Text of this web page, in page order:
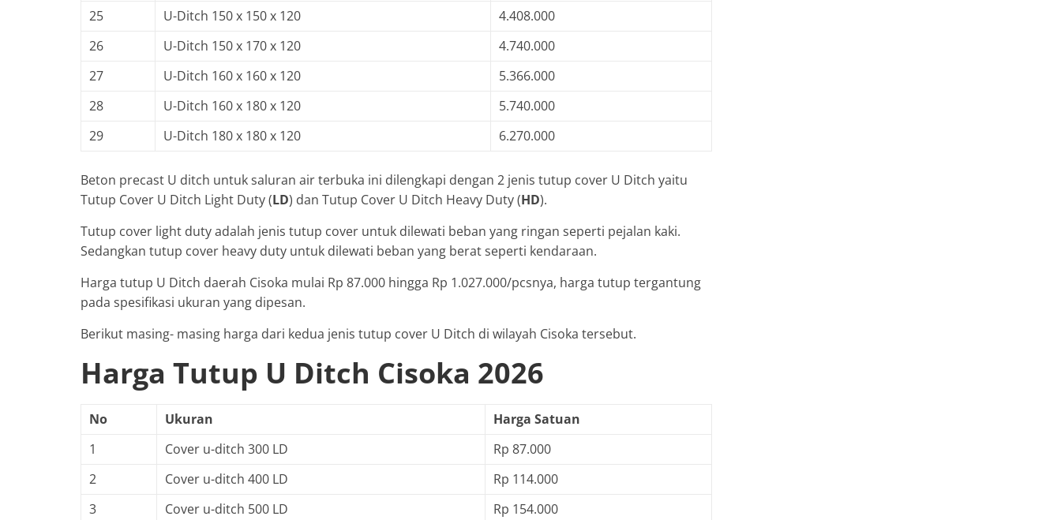
25
U-Ditch 150 x 150 x 120
4.408.000
26
U-Ditch 150 x 170 x 120
4.740.000
27
U-Ditch 160 x 160 x 120
5.366.000
28
U-Ditch 160 x 180 x 120
5.740.000
29
U-Ditch 180 x 180 x 120 6.270.000
Beton precast U ditch untuk saluran air terbuka ini dilengkapi dengan 2 jenis tutup cover U Ditch yaitu
Tutup Cover U Ditch Light Duty (LD) dan Tutup Cover U Ditch Heavy Duty (HD).
Tutup cover light duty adalah jenis tutup cover untuk dilewati beban yang ringan seperti pejalan kaki.
Sedangkan tutup cover heavy duty untuk dilewati beban yang berat seperti kendaraan.
Harga tutup U Ditch daerah Cisoka mulai Rp 87.000 hingga Rp 1.027.000/pcsnya, harga tutup tergantung
pada spesifikasi ukuran yang dipesan.
Berikut masing- masing harga dari kedua jenis tutup cover U Ditch di wilayah Cisoka tersebut.
Harga Tutup U Ditch Cisoka 2026
No Ukuran
Harga Satuan
1
Cover u-ditch 300 LD
Rp 87.000
2
Cover u-ditch 400 LD
Rp 114.000
3
Cover u-ditch 500 LD Rp 154.000